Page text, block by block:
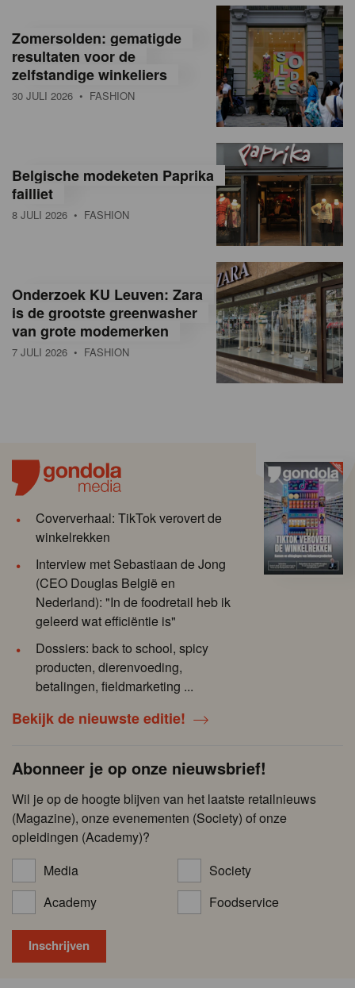
Zomersolden: gematigde
resultaten voor de
zelfstandige winkeliers
30 JULI 2026 • FASHION
Belgische modeketen Paprika
failliet
8 JULI 2026 • FASHION
Onderzoek KU Leuven: Zara
is de grootste greenwasher
van grote modemerken
7 JULI 2026 • FASHION
Coververhaal: TikTok verovert de
winkelrekken
Interview met Sebastiaan de Jong
(CEO Douglas België en
Nederland): "In de foodretail heb ik
geleerd wat efficiëntie is"
Dossiers: back to school, spicy
producten, dierenvoeding,
betalingen, fieldmarketing ...
Bekijk de nieuwste editie!
Abonneer je op onze nieuwsbrief!
Wil je op de hoogte blijven van het laatste retailnieuws
(Magazine), onze evenementen (Society) of onze
opleidingen (Academy)?
Media
Society
Academy
Foodservice